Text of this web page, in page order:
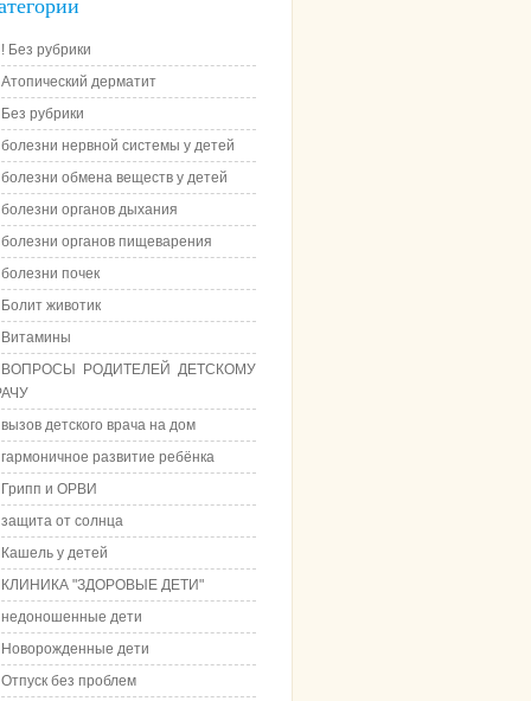
! Без рубрики
Атопический дерматит
Без рубрики
болезни нервной системы у детей
болезни обмена веществ у детей
болезни органов дыхания
болезни органов пищеварения
болезни почек
Болит животик
Витамины
ВОПРОСЫ РОДИТЕЛЕЙ ДЕТСКОМУ
вызов детского врача на дом
гармоничное развитие ребёнка
Грипп и ОРВИ
защита от солнца
Кашель у детей
КЛИНИКА "ЗДОРОВЫЕ ДЕТИ"
недоношенные дети
Новорожденные дети
Отпуск без проблем